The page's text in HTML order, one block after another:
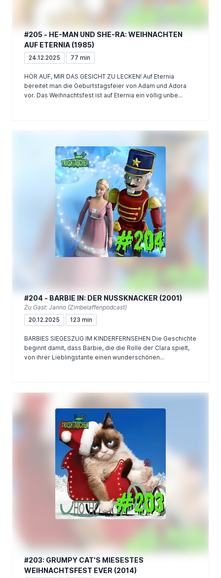
#205 - HE-MAN UND SHE-RA: WEIHNACHTEN
AUF ETERNIA (1985)
24.12.2025 77 min
HÖR AUF, MIR DAS GESICHT ZU LECKEN! Auf Eternia
bereitet man die Geburtstagsfeier von Adam und Adora
vor. Das Weihnachtsfest ist auf Eternia ein völlig unbe...
#204 - BARBIE IN: DER NUSSKNACKER (2001)
Zu Gast: Janno (Zimbelaffenpodcast)
20.12.2025
123 min
BARBIES SIEGESZUG IM KINDERFERNSEHEN Die Geschichte
beginnt damit, dass Barbie, die die Rolle der Clara spielt,
von ihrer Lieblingstante einen wunderschönen...
#203: GRUMPY CAT'S MIESESTES
WEIHNACHTSFEST EVER (2014)